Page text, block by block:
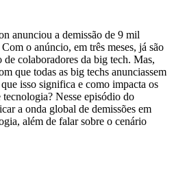
anunciou a demissão de 9 mil
o anúncio, em três meses, já são
colaboradores da big tech. Mas,
que todas as big techs anunciassem
isso significa e como impacta os
Nesse episódio do
a onda global de demissões em
além de falar sobre o cenário